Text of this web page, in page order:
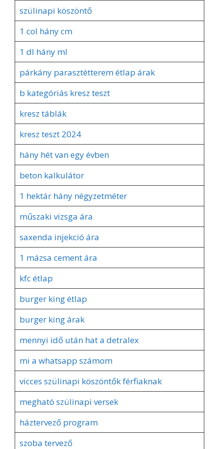
szülinapi köszöntő
1 col hány cm
1 dl hány ml
párkány parasztétterem étlap árak
b kategóriás kresz teszt
kresz táblák
kresz teszt 2024
hány hét van egy évben
beton kalkulátor
1 hektár hány négyzetméter
műszaki vizsga ára
saxenda injekció ára
1 mázsa cement ára
kfc étlap
burger king étlap
burger king árak
mennyi idő után hat a detralex
mi a whatsapp számom
vicces szülinapi köszöntők férfiaknak
megható szülinapi versek
háztervező program
szoba tervező